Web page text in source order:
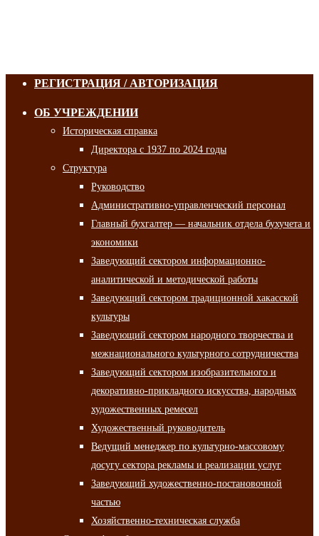
РЕГИСТРАЦИЯ / АВТОРИЗАЦИЯ
ОБ УЧРЕЖДЕНИИ
Историческая справка
Директора с 1937 по 2024 годы
Структура
Руководство
Административно-управленческий персонал
Главный бухгалтер — начальник отдела бухучета и
экономики
Заведующий сектором информационно-
аналитической и методической работы
Заведующий сектором традиционной хакасской
культуры
Заведующий сектором народного творчества и
межнационального культурного сотрудничества
Заведующий сектором изобразительного и
декоративно-прикладного искусства, народных
художественных ремесел
Художественный руководитель
Ведущий менеджер по культурно-массовому
досугу сектора рекламы и реализации услуг
Заведующий художественно-постановочной
частью
Хозяйственно-техническая служба